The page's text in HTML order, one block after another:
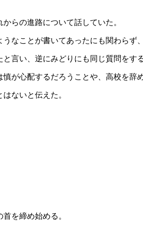
らの進路について話していた。
なことが書いてあったにも関わらず
言い、逆にみどりにも同じ質問をする
が心配するだろうことや、高校を辞
ないと伝えた。
を締め始める。